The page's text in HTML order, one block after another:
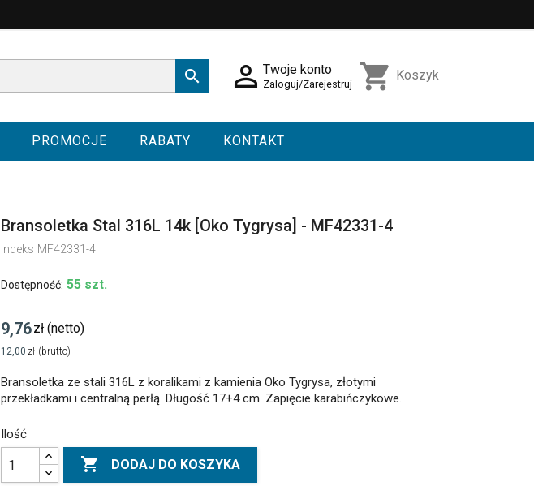
  Twoje konto
Zaloguj/Zarejestruj shopping_cart Koszyk
PROMOCJE RABATY KONTAKT
Bransoletka Stal 316L 14k [Oko Tygrysa] - MF42331-4
Indeks MF42331-4
Dostępność: 55 szt.
9,76zł (netto)
12,00 zł (brutto)
Bransoletka ze stali 316L z koralikami z kamienia Oko Tygrysa, złotymi
przekładkami i centralną perłą. Długość 17+4 cm. Zapięcie karabińczykowe.
Ilość
 DODAJ DO KOSZYKA